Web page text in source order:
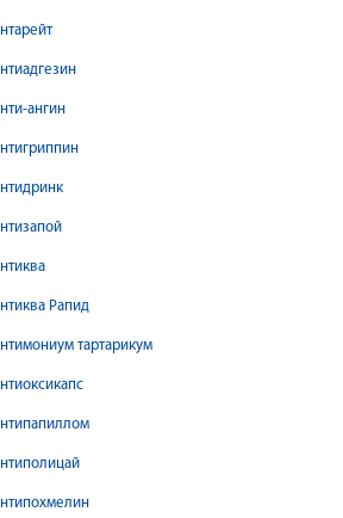
ангин
Рапид
тартарикум